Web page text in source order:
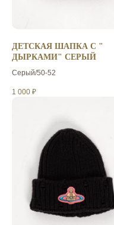
ДЕТСКАЯ ШАПКА С "
ДЫРКАМИ" СЕРЫЙ
Серый/50-52
1 000 ₽